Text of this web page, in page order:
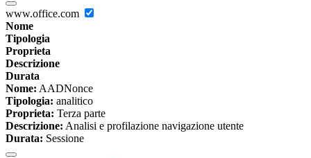
www.office.com
Nome
Tipologia
Proprieta
Descrizione
Durata
Nome: AADNonce
Tipologia: analitico
Proprieta: Terza parte
Descrizione: Analisi e profilazione navigazione utente
Durata: Sessione